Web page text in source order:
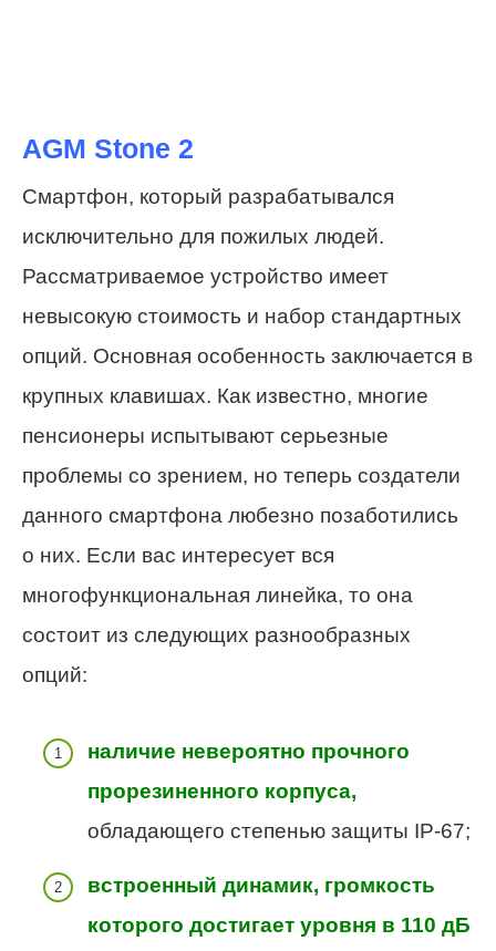
AGM Stone 2
Смартфон, который разрабатывался
исключительно для пожилых людей.
Рассматриваемое устройство имеет
невысокую стоимость и набор стандартных
опций. Основная особенность заключается в
крупных клавишах. Как известно, многие
пенсионеры испытывают серьезные
проблемы со зрением, но теперь создатели
данного смартфона любезно позаботились
о них. Если вас интересует вся
многофункциональная линейка, то она
состоит из следующих разнообразных
опций:
наличие невероятно прочного
прорезиненного корпуса,
обладающего степенью защиты IP-67;
встроенный динамик, громкость
которого достигает уровня в 110 дБ